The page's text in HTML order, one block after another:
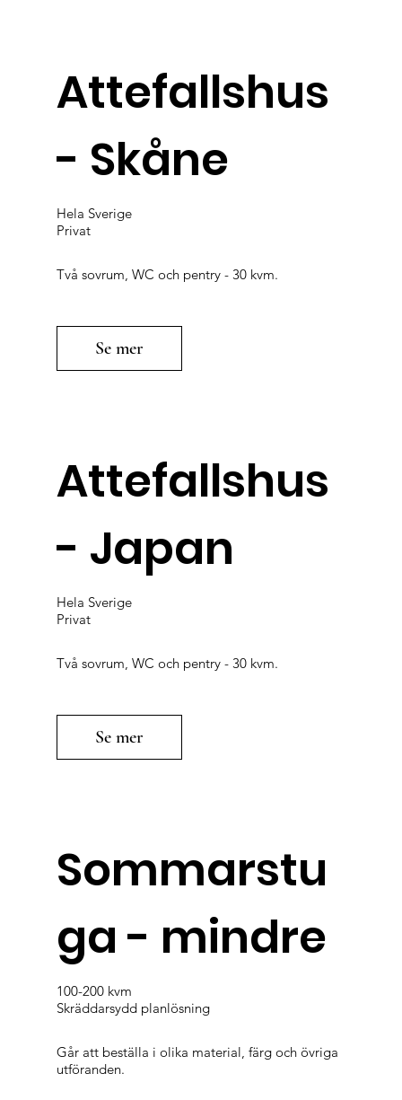
Attefallshus
- Skåne
Hela Sverige
Två sovrum, WC och pentry - 30 kvm.
Se mer
Privat
Attefallshus
- Japan
Hela Sverige
Två sovrum, WC och pentry - 30 kvm.
Se mer
Privat
Sommarstu
ga - mindre
100-200 kvm
Går att beställa i olika material, färg och övriga
utföranden.
Skräddarsydd planlösning